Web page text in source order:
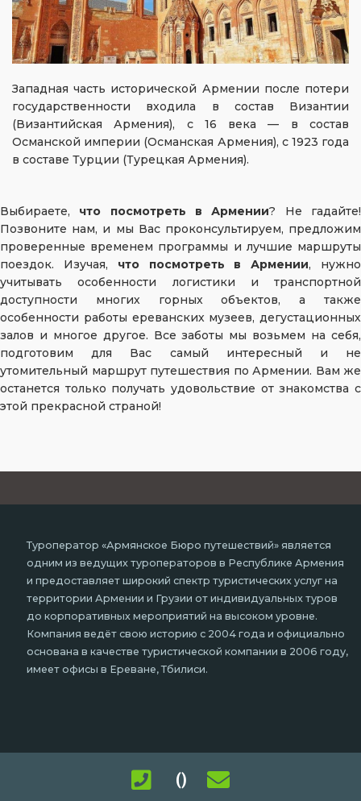
Западная часть исторической Армении после потери
государственности входила в состав Византии
(Византийская Армения), с 16 века — в состав
Османской империи (Османская Армения), с 1923 года
в составе Турции (Турецкая Армения).
Выбираете, что посмотреть в Армении? Не гадайте!
Позвоните нам, и мы Вас проконсультируем, предложим
проверенные временем программы и лучшие маршруты
поездок. Изучая, что посмотреть в Армении, нужно
учитывать особенности логистики и транспортной
доступности многих горных объектов, а также
особенности работы ереванских музеев, дегустационных
залов и многое другое. Все заботы мы возьмем на себя,
подготовим для Вас самый интересный и не
утомительный маршрут путешествия по Армении. Вам же
останется только получать удовольствие от знакомства с
этой прекрасной страной!
Туроператор «Армянское Бюро путешествий» является
одним из ведущих туроператоров в Республике Армения
и предоставляет широкий спектр туристических услуг на
территории Армении и Грузии от индивидуальных туров
до корпоративных мероприятий на высоком уровне.
Компания ведёт свою историю с 2004 года и официально
основана в качестве туристической компании в 2006 году,
имеет офисы в Ереване, Тбилиси.
()